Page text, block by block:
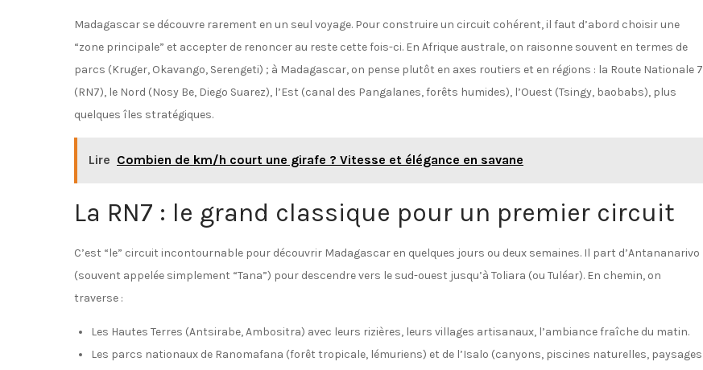
Madagascar se découvre rarement en un seul voyage. Pour construire un circuit cohérent, il faut d’abord choisir une
“zone principale” et accepter de renoncer au reste cette fois-ci. En Afrique australe, on raisonne souvent en termes de
parcs (Kruger, Okavango, Serengeti) ; à Madagascar, on pense plutôt en axes routiers et en régions : la Route Nationale 7
(RN7), le Nord (Nosy Be, Diego Suarez), l’Est (canal des Pangalanes, forêts humides), l’Ouest (Tsingy, baobabs), plus
quelques îles stratégiques.
Lire Combien de km/h court une girafe ? Vitesse et élégance en savane
La RN7 : le grand classique pour un premier circuit
C’est “le” circuit incontournable pour découvrir Madagascar en quelques jours ou deux semaines. Il part d’Antananarivo
(souvent appelée simplement “Tana”) pour descendre vers le sud-ouest jusqu’à Toliara (ou Tuléar). En chemin, on
traverse :
Les Hautes Terres (Antsirabe, Ambositra) avec leurs rizières, leurs villages artisanaux, l’ambiance fraîche du matin.
Les parcs nationaux de Ranomafana (forêt tropicale, lémuriens) et de l’Isalo (canyons, piscines naturelles, paysages